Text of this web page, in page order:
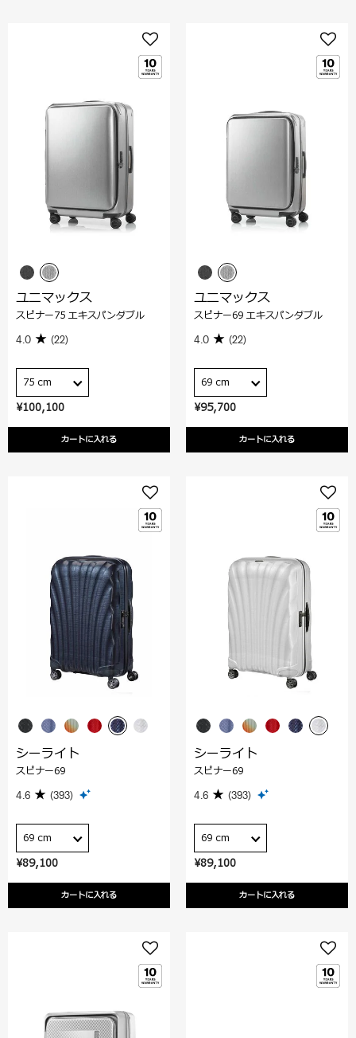
¥100,100
カートに入れる
ユニマックス
スピナー75 エキスパンダブル
4.0 (22)
75 cm
¥95,700
カートに入れる
ユニマックス
スピナー69 エキスパンダブル
4.0 (22)
69 cm
¥89,100
カートに入れる
シーライト
スピナー69
4.6 (393)
69 cm
¥89,100
カートに入れる
シーライト
スピナー69
4.6 (393)
69 cm